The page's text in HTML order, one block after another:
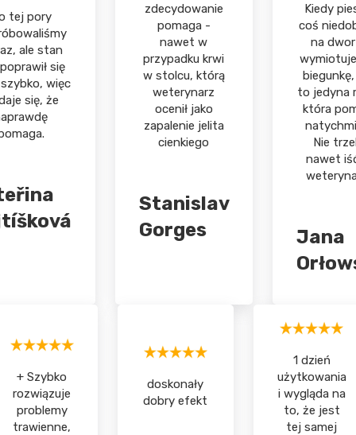
tej pory
ale stan
się
więc
się, że
zdecydowanie
pomaga -
nawet w
przypadku krwi
w stolcu, którą
weterynarz
ocenił jako
zapalenie jelita
cienkiego
Stanislav
Gorges
Kiedy
coś
na
to jedyna
która
Nie
nawet
Jana
+ Szybko
rozwiązuje
problemy
trawienne,
doskonały
dobry efekt
1 dzień
użytkowania
i wygląda na
to, że jest
tej samej